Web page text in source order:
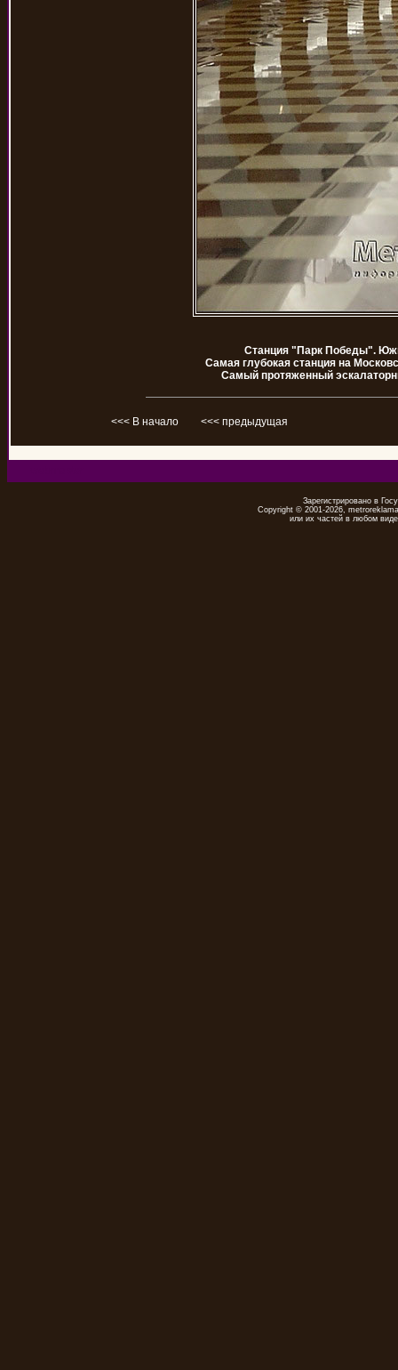
Станция "Парк Победы".
Самая глубокая станция на
Самый протяженный
<<< В начало <<< предыдущая
Зарегистрировано в
Copyright © 2001-2026,
или их частей в любом